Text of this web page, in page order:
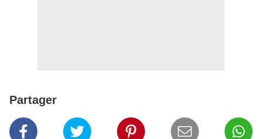
Partager